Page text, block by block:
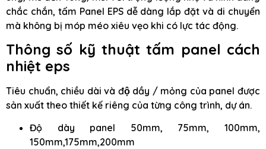
chắc chắn, tấm Panel EPS dễ dàng lắp đặt và di chuyển
mà không bị móp méo xiêu vẹo khi có lực tác động.
Thông số kỹ thuật tấm panel cách
nhiệt eps
Tiêu chuẩn, chiều dài và độ dầy / mỏng của panel được
sản xuất theo thiết kế riêng của từng công trình, dự án.
Độ dày panel 50mm, 75mm, 100mm,
150mm,175mm,200mm